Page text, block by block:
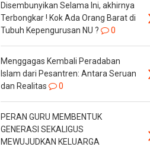
Disembunyikan Selama Ini, akhirnya
Terbongkar ! Kok Ada Orang Barat di
Tubuh Kepengurusan NU ?
0
Menggagas Kembali Peradaban
Islam dari Pesantren: Antara Seruan
dan Realitas
0
PERAN GURU MEMBENTUK
GENERASI SEKALIGUS
MEWUJUDKAN KELUARGA